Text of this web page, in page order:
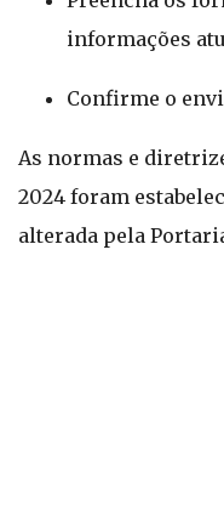
informações
Confirme o
As normas e
2024 foram
alterada pela